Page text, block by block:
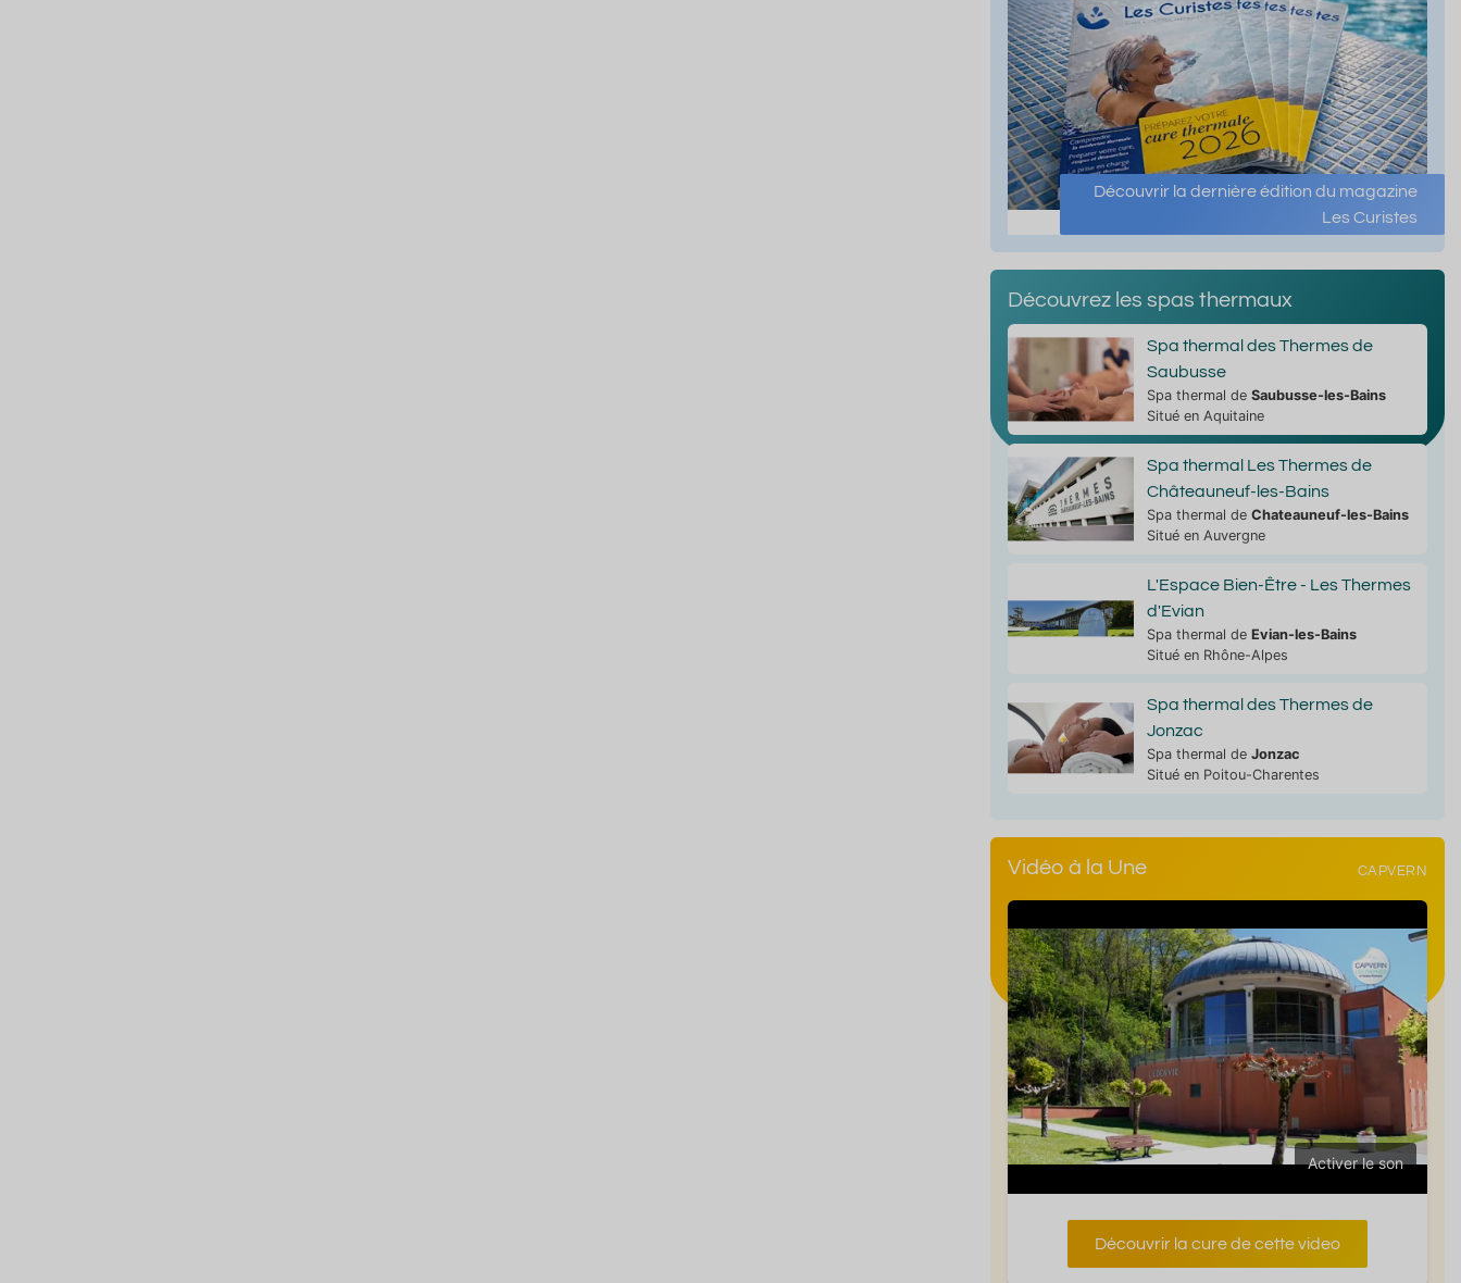
Découvrir la dernière édition du magazine
Les Curistes
Découvrez les spas thermaux
Spa thermal des Thermes de
Saubusse
Spa thermal de Saubusse-les-Bains
Situé en Aquitaine
Spa thermal Les Thermes de
Châteauneuf-les-Bains
Spa thermal de Chateauneuf-les-Bains
Situé en Auvergne
L'Espace Bien-Être - Les Thermes
d'Evian
Spa thermal de Evian-les-Bains
Situé en Rhône-Alpes
Spa thermal des Thermes de
Jonzac
Spa thermal de Jonzac
Situé en Poitou-Charentes
Vidéo à la Une CAPVERN
Activer le son
Découvrir la cure de cette video